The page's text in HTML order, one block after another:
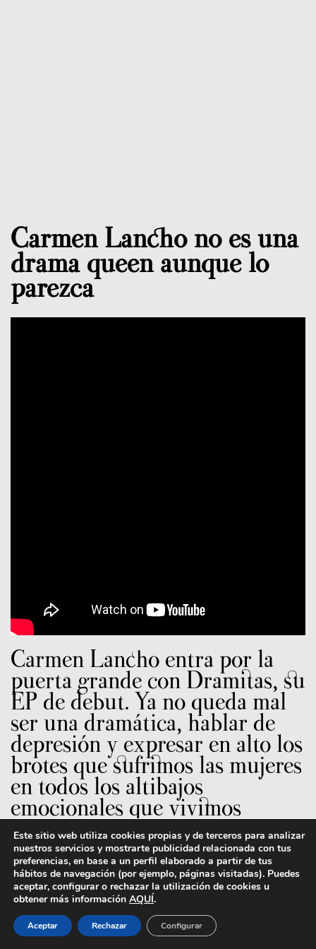
Carmen Lancho no es una
drama queen aunque lo
parezca
Carmen Lancho entra por la
puerta grande con Dramitas, su
EP de debut. Ya no queda mal
ser una dramática, hablar de
depresión y expresar en alto los
brotes que sufrimos las mujeres
en todos los altibajos
emocionales que vivimos
Carmen Lancho presenta Dramitas, su Ep de
debut, donde convierte la vulnerabilidad en un
relato íntimo, honesto y emocional. Durante
más de una década ha cantado en coros,
actuando en escenarios como el Auditorio
Nacional o el Teatro Real, mientras estudiaba
Este sitio web utiliza cookies propias y de terceros para analizar
nuestros servicios y mostrarte publicidad relacionada con tus
preferencias, en base a un perfil elaborado a partir de tus
hábitos de navegación (por ejemplo, páginas visitadas). Puedes
aceptar, configurar o rechazar la utilización de cookies u
obtener más información AQUÍ.
Aceptar Rechazar Configurar